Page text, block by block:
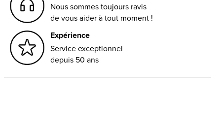
Nous sommes toujours ravis
de vous aider à tout moment !
Expérience
Service exceptionnel
depuis 50 ans